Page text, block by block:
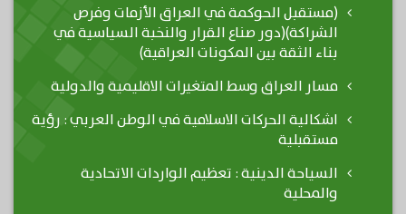
(مستقبل الحوكمة في العراق الأزمات وفرص
الشراكة)(دور صناع القرار والنخبة السياسية في
بناء الثقة بين المكونات العراقية)
مسار العراق وسط المتغيرات الاقليمية والدولية
اشكالية الحركات الاسلامية في الوطن العربي : رؤية
مستقبلية
السياحة الدينية : تعظيم الواردات الاتحادية
والمحلية